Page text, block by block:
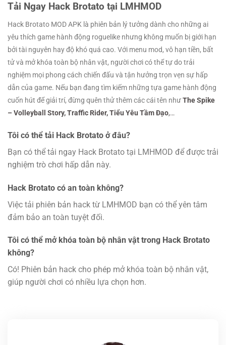
Tải Ngay Hack Brotato tại LMHMOD
Hack Brotato MOD APK là phiên bản lý tưởng dành cho những ai
yêu thích game hành động roguelike nhưng không muốn bị giới hạn
bởi tài nguyên hay độ khó quá cao. Với menu mod, vô hạn tiền, bất
tử và mở khóa toàn bộ nhân vật, người chơi có thể tự do trải
nghiệm mọi phong cách chiến đấu và tận hưởng trọn vẹn sự hấp
dẫn của game. Nếu bạn đang tìm kiếm những tựa game hành động
cuốn hút để giải trí, đừng quên thử thêm các cái tên nhưThe Spike
– Volleyball Story,Traffic Rider,Tiểu Yêu Tầm Đạo,…
Tôi có thể tải Hack Brotato ở đâu?
Bạn có thể tải ngay Hack Brotato tại LMHMOD để được trải
nghiệm trò chơi hấp dẫn này.
Hack Brotato có an toàn không?
Việc tải phiên bản hack từ LMHMOD bạn có thể yên tâm
đảm bảo an toàn tuyệt đối.
Tôi có thể mở khóa toàn bộ nhân vật trong Hack Brotato
không?
Có! Phiên bản hack cho phép mở khóa toàn bộ nhân vật,
giúp người chơi có nhiều lựa chọn hơn.